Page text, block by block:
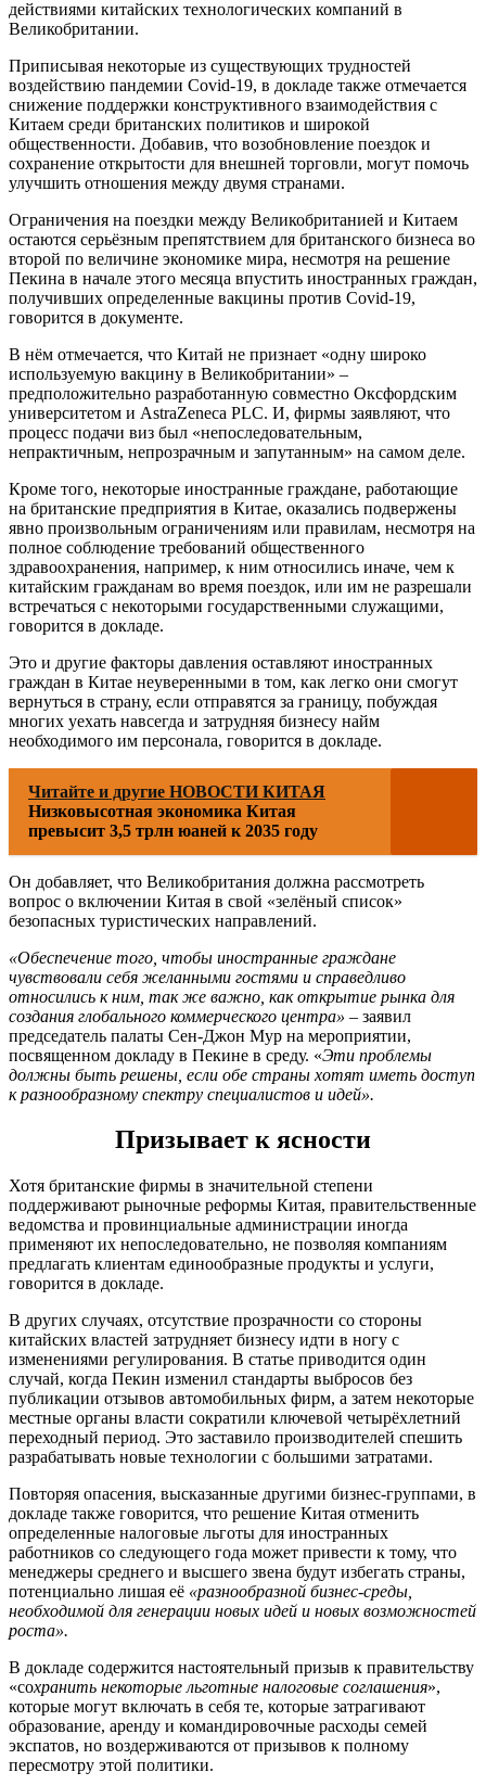
действиями китайских технологических компаний в
Великобритании.
Приписывая некоторые из существующих трудностей
воздействию пандемии Covid-19, в докладе также отмечается
снижение поддержки конструктивного взаимодействия с
Китаем среди британских политиков и широкой
общественности. Добавив, что возобновление поездок и
сохранение открытости для внешней торговли, могут помочь
улучшить отношения между двумя странами.
Ограничения на поездки между Великобританией и Китаем
остаются серьёзным препятствием для британского бизнеса во
второй по величине экономике мира, несмотря на решение
Пекина в начале этого месяца впустить иностранных граждан,
получивших определенные вакцины против Covid-19,
говорится в документе.
В нём отмечается, что Китай не признает «одну широко
используемую вакцину в Великобритании» –
предположительно разработанную совместно Оксфордским
университетом и AstraZeneca PLC. И, фирмы заявляют, что
процесс подачи виз был «непоследовательным,
непрактичным, непрозрачным и запутанным» на самом деле.
Кроме того, некоторые иностранные граждане, работающие
на британские предприятия в Китае, оказались подвержены
явно произвольным ограничениям или правилам, несмотря на
полное соблюдение требований общественного
здравоохранения, например, к ним относились иначе, чем к
китайским гражданам во время поездок, или им не разрешали
встречаться с некоторыми государственными служащими,
говорится в докладе.
Это и другие факторы давления оставляют иностранных
граждан в Китае неуверенными в том, как легко они смогут
вернуться в страну, если отправятся за границу, побуждая
многих уехать навсегда и затрудняя бизнесу найм
необходимого им персонала, говорится в докладе.
Читайте и другие НОВОСТИ КИТАЯ
Низковысотная экономика Китая
превысит 3,5 трлн юаней к 2035 году
Он добавляет, что Великобритания должна рассмотреть
вопрос о включении Китая в свой «зелёный список»
безопасных туристических направлений.
«Обеспечение того, чтобы иностранные граждане
чувствовали себя желанными гостями и справедливо
относились к ним, так же важно, как открытие рынка для
создания глобального коммерческого центра» – заявил
председатель палаты Сен-Джон Мур на мероприятии,
посвященном докладу в Пекине в среду. «Эти проблемы
должны быть решены, если обе страны хотят иметь доступ
к разнообразному спектру специалистов и идей».
Призывает к ясности
Хотя британские фирмы в значительной степени
поддерживают рыночные реформы Китая, правительственные
ведомства и провинциальные администрации иногда
применяют их непоследовательно, не позволяя компаниям
предлагать клиентам единообразные продукты и услуги,
говорится в докладе.
В других случаях, отсутствие прозрачности со стороны
китайских властей затрудняет бизнесу идти в ногу с
изменениями регулирования. В статье приводится один
случай, когда Пекин изменил стандарты выбросов без
публикации отзывов автомобильных фирм, а затем некоторые
местные органы власти сократили ключевой четырёхлетний
переходный период. Это заставило производителей спешить
разрабатывать новые технологии с большими затратами.
Повторяя опасения, высказанные другими бизнес-группами, в
докладе также говорится, что решение Китая отменить
определенные налоговые льготы для иностранных
работников со следующего года может привести к тому, что
менеджеры среднего и высшего звена будут избегать страны,
потенциально лишая её «разнообразной бизнес-среды,
необходимой для генерации новых идей и новых возможностей
роста».
В докладе содержится настоятельный призыв к правительству
«сохранить некоторые льготные налоговые соглашения»,
которые могут включать в себя те, которые затрагивают
образование, аренду и командировочные расходы семей
экспатов, но воздерживаются от призывов к полному
пересмотру этой политики.